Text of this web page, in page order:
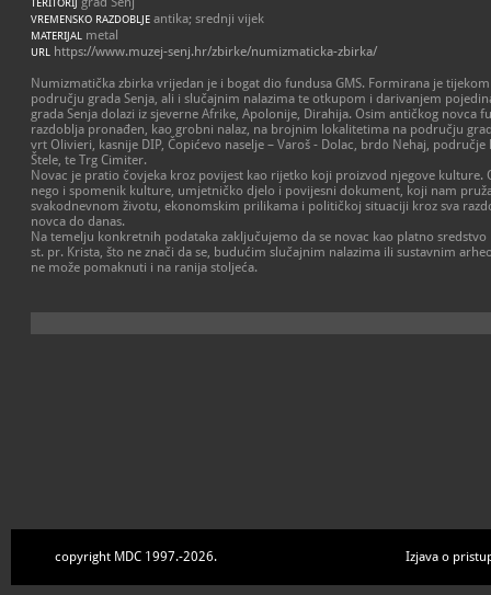
TERITORIJ
VREMENSKO RAZDOBLJE antika; srednji vijek
MATERIJAL metal
URL https://www.muzej-senj.hr/zbirke/numizmaticka-zbirka/
Numizmatička zbirka vrijedan je i bogat dio fundusa GMS. Formirana je
području grada Senja, ali i slučajnim nalazima te otkupom i darivanjem
grada Senja dolazi iz sjeverne Afrike, Apolonije, Dirahija. Osim antičkog novca
razdoblja pronađen, kao grobni nalaz, na brojnim lokalitetima na području
vrt Olivieri, kasnije DIP, Čopićevo naselje – Varoš - Dolac, brdo Nehaj,
Štele, te Trg Cimiter.
Novac je pratio čovjeka kroz povijest kao rijetko koji proizvod njegove kulture.
nego i spomenik kulture, umjetničko djelo i povijesni dokument, koji nam
svakodnevnom životu, ekonomskim prilikama i političkoj situaciji kroz sva
novca do danas.
Na temelju konkretnih podataka zaključujemo da se novac kao platno
st. pr. Krista, što ne znači da se, budućim slučajnim nalazima ili sustavnim
ne može pomaknuti i na ranija stoljeća.
copyright MDC 1997.-2026. Izjava o